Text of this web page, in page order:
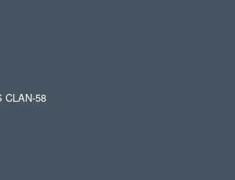
CLAN-58